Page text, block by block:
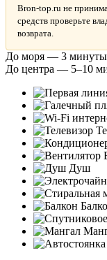
Bron-top.ru не
средств проверьте
возврата.
До моря — 3 минуты
До центра — 5–10
Душ